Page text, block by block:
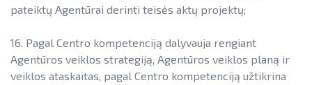
pateiktų Agentūrai derinti teisės aktų projektų;
16. Pagal Centro kompetenciją dalyvauja rengiant
Agentūros veiklos strategiją, Agentūros veiklos planą ir
veiklos ataskaitas, pagal Centro kompetenciją užtikrina